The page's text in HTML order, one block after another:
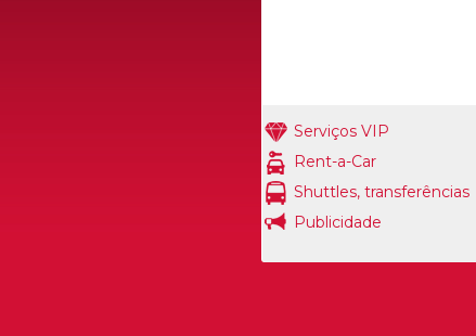
Serviços VIP
Rent-a-Car
Shuttles, transferências
Publicidade